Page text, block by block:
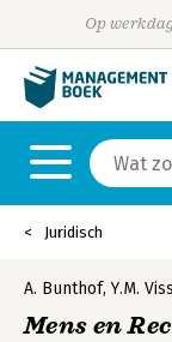
Op
Juridisch
A. Bunthof,Y.M.
Mens en